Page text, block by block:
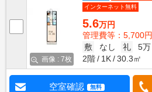
画像 : 7枚
インターネット無料
5.6万円
管理費等：5,700円
敷
なし 礼
5万
2階
1K 30.3㎡
空室確認 無料